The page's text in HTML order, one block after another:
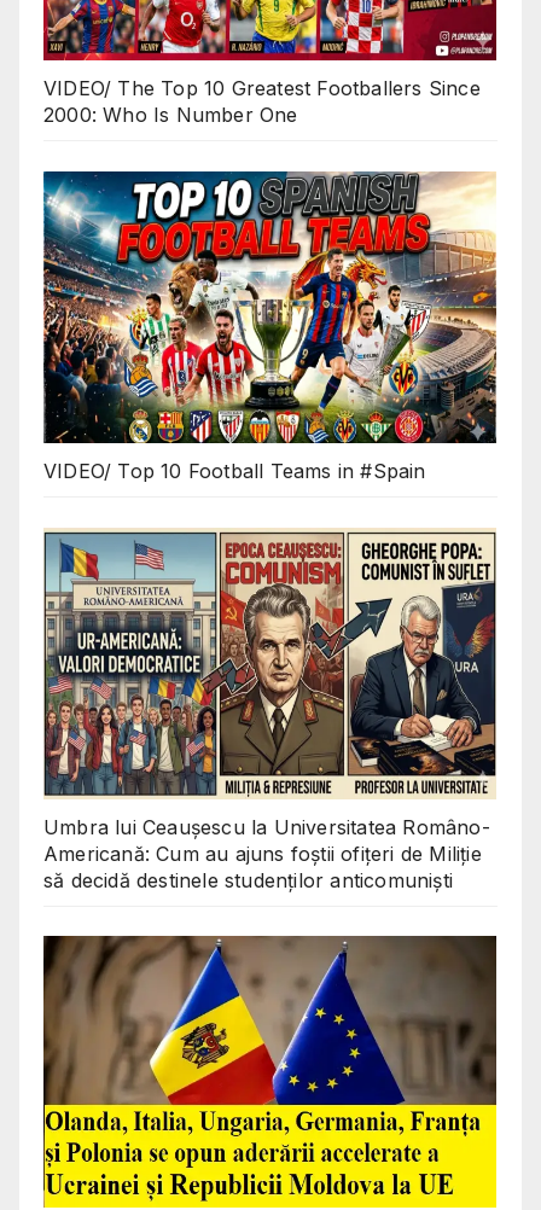
VIDEO/ The Top 10 Greatest Footballers Since
2000: Who Is Number One
VIDEO/ Top 10 Football Teams in #Spain
Umbra lui Ceaușescu la Universitatea Româno-
Americană: Cum au ajuns foștii ofițeri de Miliție
să decidă destinele studenților anticomuniști